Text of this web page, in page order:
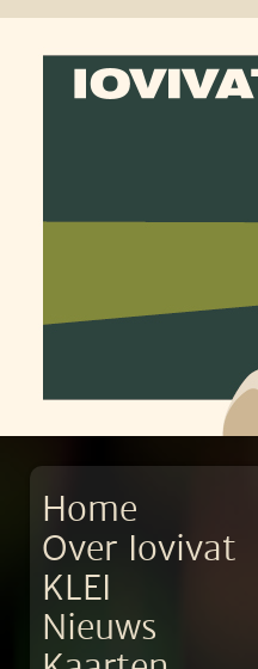
Home
Over Iovivat
KLEI
Nieuws